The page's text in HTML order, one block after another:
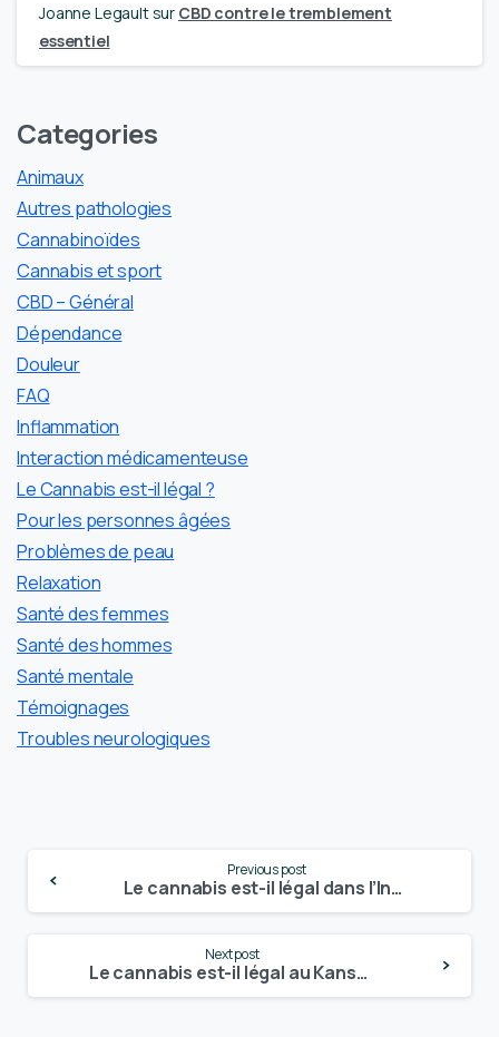
Joanne Legaultsur CBD contre le tremblement
essentiel
Categories
Animaux
Autres pathologies
Cannabinoïdes
Cannabis et sport
CBD – Général
Dépendance
Douleur
FAQ
Inflammation
Interaction médicamenteuse
Le Cannabis est-il légal ?
Pour les personnes âgées
Problèmes de peau
Relaxation
Santé des femmes
Santé des hommes
Santé mentale
Témoignages
Troubles neurologiques
Reading
Previous post
Le cannabis est-il légal dans l’Indiana ? – Mise à jour 2024
Next post
Le cannabis est-il légal au Kansas ? – Mise à jour 2024